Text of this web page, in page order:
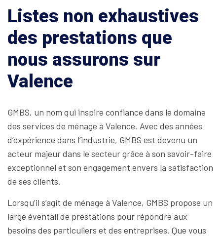
Listes non exhaustives
des prestations que
nous assurons sur
Valence
GMBS, un nom qui inspire confiance dans le domaine
des services de ménage à Valence. Avec des années
d’expérience dans l’industrie, GMBS est devenu un
acteur majeur dans le secteur grâce à son savoir-faire
exceptionnel et son engagement envers la satisfaction
de ses clients.
Lorsqu’il s’agit de ménage à Valence, GMBS propose un
large éventail de prestations pour répondre aux
besoins des particuliers et des entreprises. Que vous